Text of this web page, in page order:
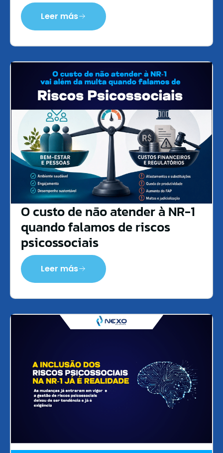
Leer más
O custo de não atender à NR-1
quando falamos de riscos
psicossociais
Leer más